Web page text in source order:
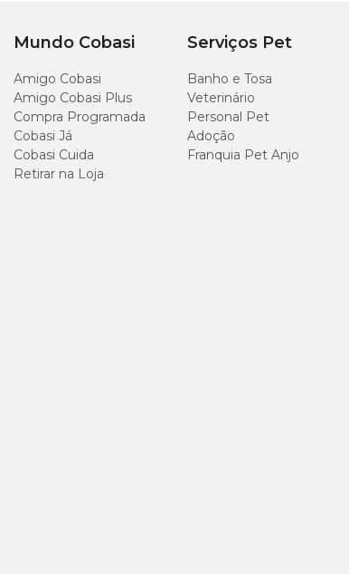
Mundo Cobasi
Amigo Cobasi
Amigo Cobasi Plus
Compra Programada
Cobasi Já
Cobasi Cuida
Retirar na Loja
Serviços Pet
Banho e Tosa
Veterinário
Personal Pet
Adoção
Franquia Pet Anjo